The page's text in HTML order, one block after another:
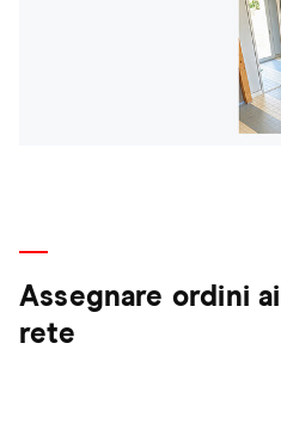
Assegnare ordini
rete